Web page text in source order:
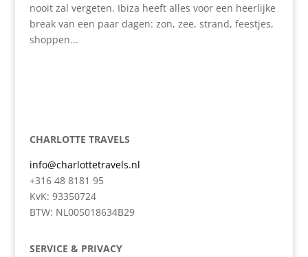
nooit zal vergeten. Ibiza heeft alles voor een heerlijke
break van een paar dagen: zon, zee, strand, feestjes,
shoppen...
CHARLOTTE TRAVELS
info@charlottetravels.nl
+316 48 8181 95
KvK: 93350724
BTW: NL005018634B29
SERVICE & PRIVACY